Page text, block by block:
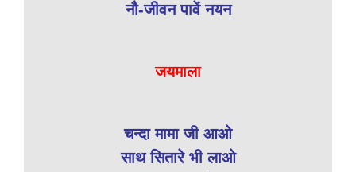
नौ-जीवन पावें नयन
जयमाला
चन्दा मामा जी आओ
साथ सितारे भी लाओ